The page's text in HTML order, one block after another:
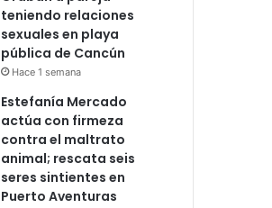
teniendo relaciones
sexuales en playa
pública de Cancún
Hace 1 semana
Estefanía Mercado
actúa con firmeza
contra el maltrato
animal; rescata seis
seres sintientes en
Puerto Aventuras